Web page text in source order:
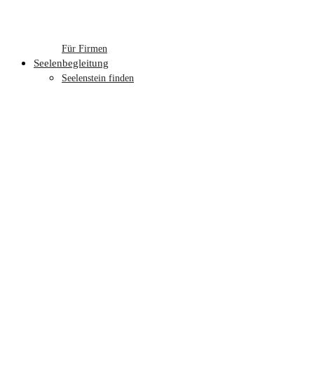
Für Firmen
Seelenbegleitung
Seelenstein finden